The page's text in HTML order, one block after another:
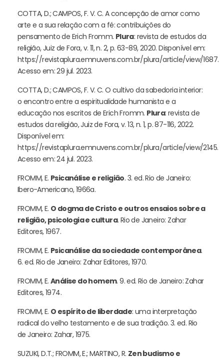
COTTA, D.; CAMPOS, F. V. C. A concepção de amor como
arte e a sua relação com a fé: contribuições do
pensamento de Erich Fromm. Plura: revista de estudos da
religião, Juiz de Fora, v. 11, n. 2, p. 63-89, 2020. Disponível em:
https://revistaplura.emnuvens.com.br/plura/article/view/1687.
Acesso em: 29 jul. 2023.
COTTA, D.; CAMPOS, F. V. C. O cultivo da sabedoria interior:
o encontro entre a espiritualidade humanista e a
educação nos escritos de Erich Fromm. Plura: revista de
estudos da religião, Juiz de Fora, v. 13, n. 1, p. 87-116, 2022.
Disponível em:
https://revistaplura.emnuvens.com.br/plura/article/view/2145.
Acesso em: 24 jul. 2023.
FROMM, E. Psicanálise e religião. 3. ed. Rio de Janeiro:
Ibero-Americano, 1966a.
FROMM, E. O dogma de Cristo e outros ensaios sobre a
religião, psicologia e cultura. Rio de Janeiro: Zahar
Editores, 1967.
FROMM, E. Psicanálise da sociedade contemporânea.
6. ed. Rio de Janeiro: Zahar Editores, 1970.
FROMM, E. Análise do homem. 9. ed. Rio de Janeiro: Zahar
Editores, 1974.
FROMM, E. O espírito de liberdade: uma interpretação
radical do velho testamento e de sua tradição. 3. ed. Rio
de Janeiro: Zahar, 1975.
SUZUKI, D.T.; FROMM, E.; MARTINO, R. Zen budismo e